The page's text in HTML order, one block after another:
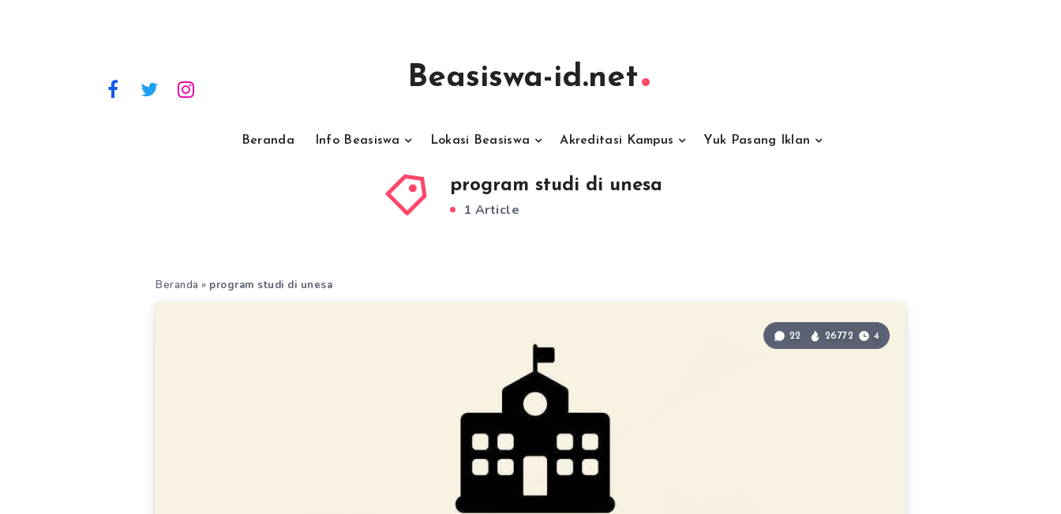
Beasiswa-id.net
Beranda Info Beasiswa Lokasi Beasiswa Akreditasi Kampus Yuk Pasang Iklan
program studi di unesa
1 Article
Beranda » program studi di unesa
22 26772 4